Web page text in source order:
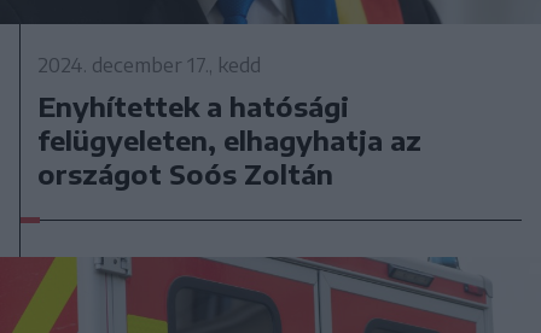
2024. december 17., kedd
Enyhítettek a hatósági
felügyeleten, elhagyhatja az
országot Soós Zoltán